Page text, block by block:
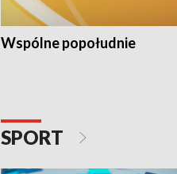
Wspólne popołudnie
SPORT